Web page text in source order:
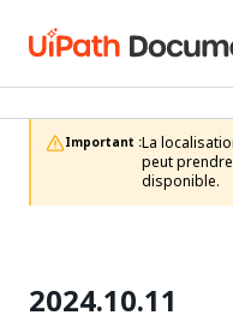
Important :La
peut prendre
disponible.
2024.10.11